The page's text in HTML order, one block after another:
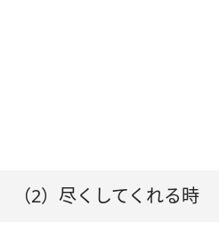
（2）尽くしてくれる時